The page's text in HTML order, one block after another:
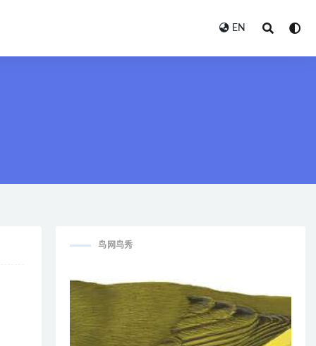
EN
鸟网鸟秀